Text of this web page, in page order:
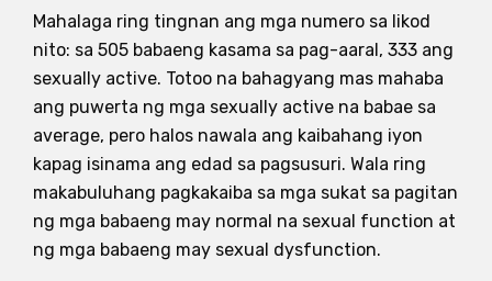
Mahalaga ring tingnan ang mga numero sa likod
nito: sa 505 babaeng kasama sa pag-aaral, 333 ang
sexually active. Totoo na bahagyang mas mahaba
ang puwerta ng mga sexually active na babae sa
average, pero halos nawala ang kaibahang iyon
kapag isinama ang edad sa pagsusuri. Wala ring
makabuluhang pagkakaiba sa mga sukat sa pagitan
ng mga babaeng may normal na sexual function at
ng mga babaeng may sexual dysfunction.